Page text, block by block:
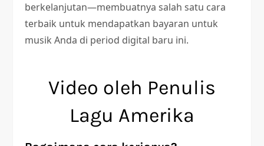
berkelanjutan—membuatnya salah satu cara
terbaik untuk mendapatkan bayaran untuk
musik Anda di period digital baru ini.
Video oleh Penulis
Lagu Amerika